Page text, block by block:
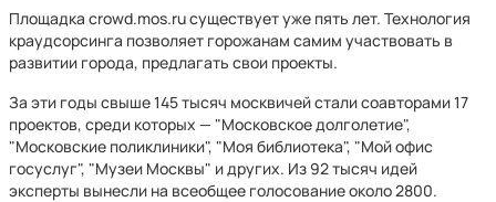
Площадка crowd.mos.ru существует уже пять лет. Технология
краудсорсинга позволяет горожанам самим участвовать в
развитии города, предлагать свои проекты.
За эти годы свыше 145 тысяч москвичей стали соавторами 17
проектов, среди которых — "Московское долголетие",
"Московские поликлиники", "Моя библиотека", "Мой офис
госуслуг", "Музеи Москвы" и других. Из 92 тысяч идей
эксперты вынесли на всеобщее голосование около 2800.